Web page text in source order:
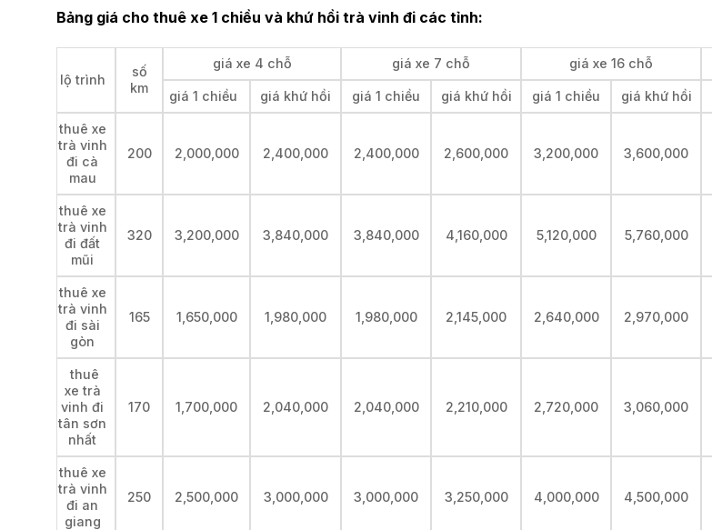
Bảng giá cho thuê xe 1 chiều và khứ hồi trà vinh đi các tỉnh:
lộ trình
số
km
giá xe 4 chỗ giá xe 7 chỗ giá xe 16 chỗ
giá 1 chiều giá khứ hồi giá 1 chiều giá khứ hồi giá 1 chiều giá khứ hồi
thuê xe
trà vinh
đi cà
mau
200 2,000,000 2,400,000 2,400,000 2,600,000 3,200,000 3,600,000
thuê xe
trà vinh
đi đất
mũi
320 3,200,000 3,840,000 3,840,000 4,160,000 5,120,000 5,760,000
thuê xe
trà vinh
đi sài
gòn
165 1,650,000 1,980,000 1,980,000 2,145,000 2,640,000 2,970,000
thuê
xe trà
vinh đi
tân sơn
nhất
170 1,700,000 2,040,000 2,040,000 2,210,000 2,720,000 3,060,000
thuê xe
trà vinh
đi an
giang
250 2,500,000 3,000,000 3,000,000 3,250,000 4,000,000 4,500,000